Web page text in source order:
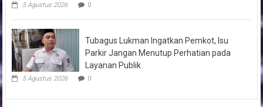
5 Agustus 2026 0
Tubagus Lukman Ingatkan Pemkot, Isu
Parkir Jangan Menutup Perhatian pada
Layanan Publik
5 Agustus 2026 0